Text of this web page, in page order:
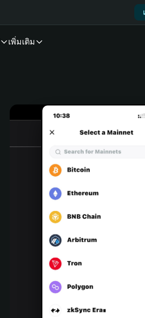
เพิ่มเติม